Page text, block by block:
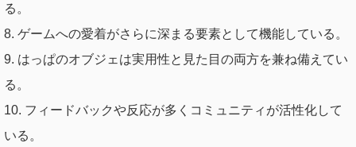
る。
8. ゲームへの愛着がさらに深まる要素として機能している。
9. はっぱのオブジェは実用性と見た目の両方を兼ね備えてい
る。
10. フィードバックや反応が多くコミュニティが活性化して
いる。